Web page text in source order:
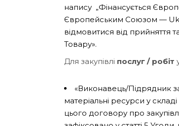
напису „Фінансується
Європейським Союзом —
відмовитися від прийняття
Товару».
Для закупівлі послуг / робіт
«Виконавець/Підрядник
матеріальні ресурси у
цього договору про